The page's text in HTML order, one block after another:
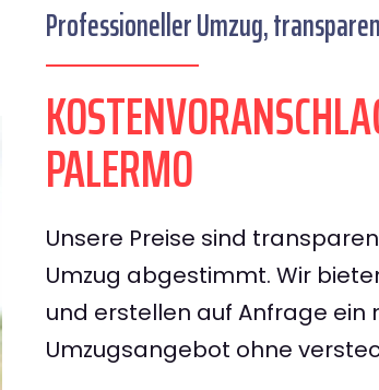
Professioneller Umzug,
PALERMO
Unsere Preise sind
Umzug abgestimmt. Wir
und erstellen auf Anfrage
Umzugsangebot ohne